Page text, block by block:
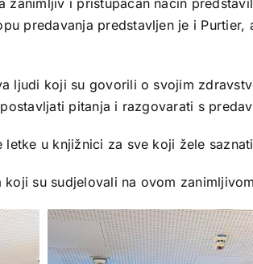
zanimljiv i pristupačan način
predavanja predstavljen je i
ljudi koji su govorili o svojim
pitanja i razgovarati s
u knjižnici za sve koji žele
su sudjelovali na ovom